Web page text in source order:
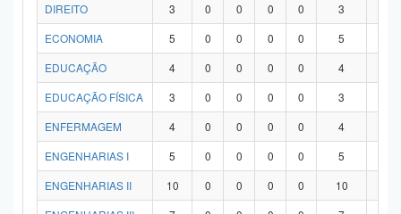
DIREITO 3 0 0 0 0 3
ECONOMIA
5 0 0 0 0 5
EDUCAÇÃO
4 0 0 0 0 4
EDUCAÇÃO FÍSICA
3 0 0 0 0 3
ENFERMAGEM
4 0 0 0 0 4
ENGENHARIAS I
5 0 0 0 0 5
ENGENHARIAS II
10 0 0 0 0 10